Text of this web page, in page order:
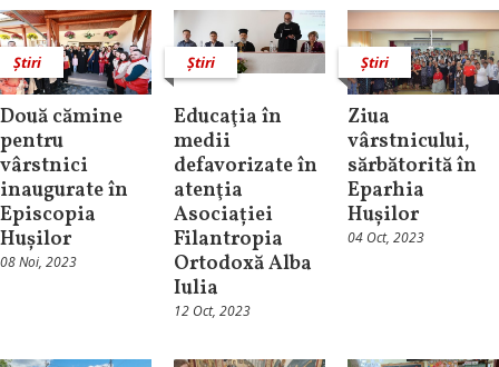
Știri
Două cămine
pentru
vârstnici
inaugurate în
Episcopia
Hușilor
08 Noi, 2023
Știri
Educaţia în
medii
defavorizate în
atenţia
Asociației
Filantropia
Ortodoxă Alba
Iulia
12 Oct, 2023
Știri
Ziua
vârstnicului,
sărbătorită în
Eparhia
Hușilor
04 Oct, 2023